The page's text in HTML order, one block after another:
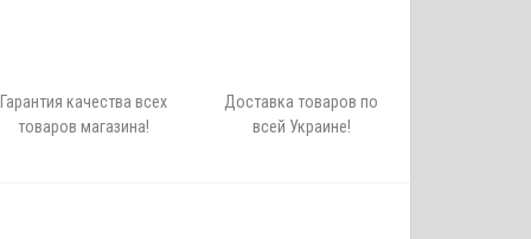
Гарантия качества всех
товаров магазина!
Доставка товаров по
всей Украине!